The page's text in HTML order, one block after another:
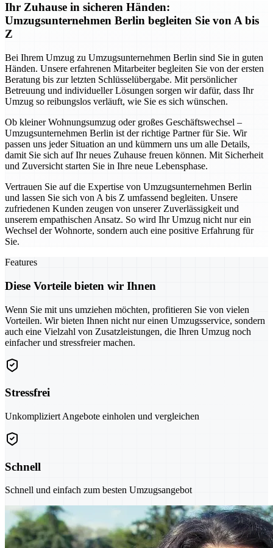
Ihr Zuhause in sicheren Händen:
Umzugsunternehmen Berlin begleiten Sie von A bis
Z
Bei Ihrem Umzug zu Umzugsunternehmen Berlin sind Sie in guten
Händen. Unsere erfahrenen Mitarbeiter begleiten Sie von der ersten
Beratung bis zur letzten Schlüsselübergabe. Mit persönlicher
Betreuung und individueller Lösungen sorgen wir dafür, dass Ihr
Umzug so reibungslos verläuft, wie Sie es sich wünschen.
Ob kleiner Wohnungsumzug oder großes Geschäftswechsel –
Umzugsunternehmen Berlin ist der richtige Partner für Sie. Wir
passen uns jeder Situation an und kümmern uns um alle Details,
damit Sie sich auf Ihr neues Zuhause freuen können. Mit Sicherheit
und Zuversicht starten Sie in Ihre neue Lebensphase.
Vertrauen Sie auf die Expertise von Umzugsunternehmen Berlin
und lassen Sie sich von A bis Z umfassend begleiten. Unsere
zufriedenen Kunden zeugen von unserer Zuverlässigkeit und
unserem empathischen Ansatz. So wird Ihr Umzug nicht nur ein
Wechsel der Wohnorte, sondern auch eine positive Erfahrung für
Sie.
Features
Diese Vorteile bieten wir Ihnen
Wenn Sie mit uns umziehen möchten, profitieren Sie von vielen
Vorteilen. Wir bieten Ihnen nicht nur einen Umzugsservice, sondern
auch eine Vielzahl von Zusatzleistungen, die Ihren Umzug noch
einfacher und stressfreier machen.
Stressfrei
Unkompliziert Angebote einholen und vergleichen
Schnell
Schnell und einfach zum besten Umzugsangebot